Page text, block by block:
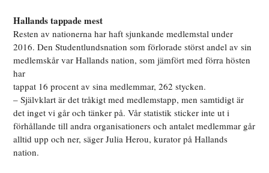
Hallands tappade mest
Resten av nationerna har haft sjunkande medlemstal under
2016. Den Studentlundsnation som förlorade störst andel av sin
medlemskår var Hallands nation, som jämfört med förra hösten
har
tappat 16 procent av sina medlemmar, 262 stycken.
– Självklart är det tråkigt med medlemstapp, men samtidigt är
det inget vi går och tänker på. Vår statistik sticker inte ut i
förhållande till andra organisationers och antalet medlemmar går
alltid upp och ner, säger Julia Herou, kurator på Hallands
nation.